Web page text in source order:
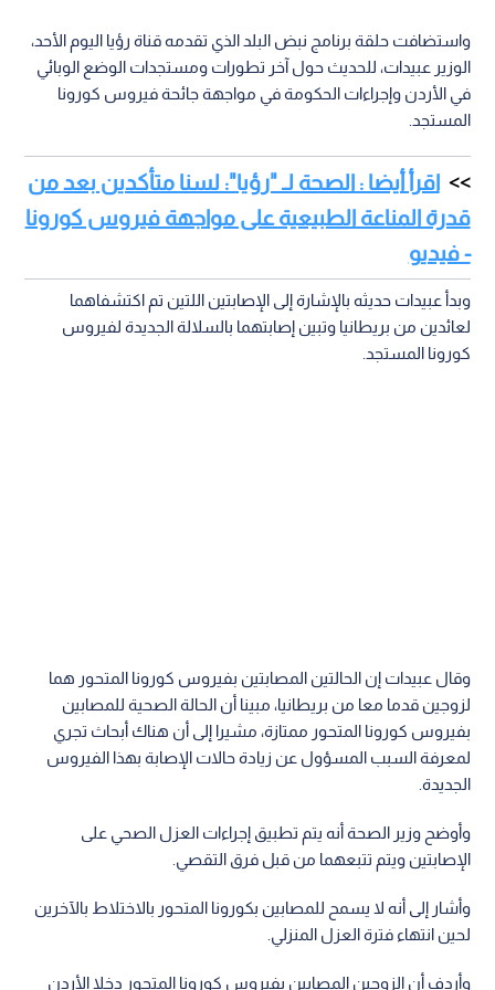
واستضافت حلقة برنامج نبض البلد الذي تقدمه قناة رؤيا اليوم الأحد،
الوزير عبيدات، للحديث حول آخر تطورات ومستجدات الوضع الوبائي
في الأردن وإجراءات الحكومة في مواجهة جائحة فيروس كورونا
المستجد.
اقرأ أيضا : الصحة لـ "رؤيا": لسنا متأكدين بعد من
قدرة المناعة الطبيعية على مواجهة فيروس كورونا
- فيديو
وبدأ عبيدات حديثه بالإشارة إلى الإصابتين اللتين تم اكتشفاهما
لعائدين من بريطانيا وتبين إصابتهما بالسلالة الجديدة لفيروس
كورونا المستجد.
وقال عبيدات إن الحالتين المصابتين بفيروس كورونا المتحور هما
لزوجين قدما معا من بريطانيا، مبينا أن الحالة الصحية للمصابين
بفيروس كورونا المتحور ممتازة، مشيرا إلى أن هناك أبحاث تجري
لمعرفة السبب المسؤول عن زيادة حالات الإصابة بهذا الفيروس
الجديدة.
وأوضح وزير الصحة أنه يتم تطبيق إجراءات العزل الصحي على
الإصابتين ويتم تتبعهما من قبل فرق التقصي.
وأشار إلى أنه لا يسمح للمصابين بكورونا المتحور بالاختلاط بالآخرين
لحين انتهاء فترة العزل المنزلي.
وأردف أن الزوجين المصابين بفيروس كورونا المتحور دخلا الأردن